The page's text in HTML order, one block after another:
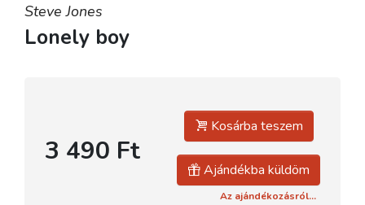
Steve Jones
Lonely boy
3 490 Ft
Kosárba teszem
Ajándékba küldöm
Az ajándékozásról...